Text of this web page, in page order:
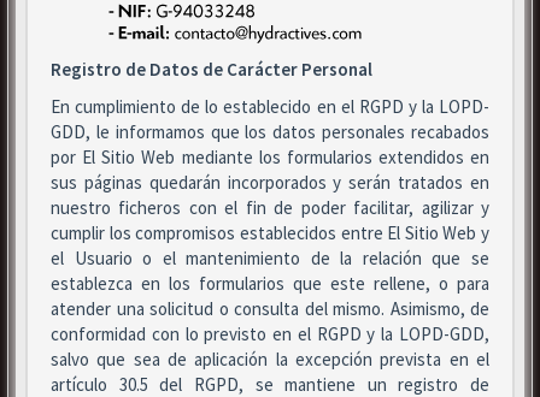
Registro de Datos de Carácter Personal
En cumplimiento de lo establecido en el RGPD y la LOPD-
GDD, le informamos que los datos personales recabados
por El Sitio Web mediante los formularios extendidos en
sus páginas quedarán incorporados y serán tratados en
nuestro ficheros con el fin de poder facilitar, agilizar y
cumplir los compromisos establecidos entre El Sitio Web y
el Usuario o el mantenimiento de la relación que se
establezca en los formularios que este rellene, o para
atender una solicitud o consulta del mismo. Asimismo, de
conformidad con lo previsto en el RGPD y la LOPD-GDD,
salvo que sea de aplicación la excepción prevista en el
artículo 30.5 del RGPD, se mantiene un registro de